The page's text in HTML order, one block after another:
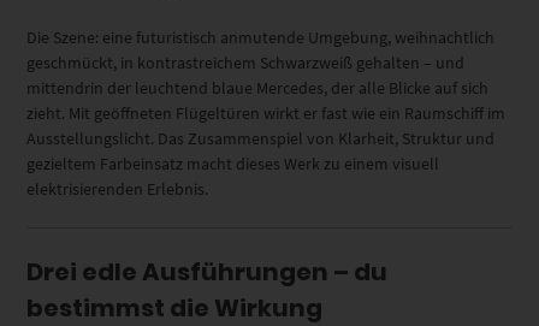
Die Szene: eine futuristisch anmutende Umgebung, weihnachtlich
geschmückt, in kontrastreichem Schwarzweiß gehalten – und
mittendrin der leuchtend blaue Mercedes, der alle Blicke auf sich
zieht. Mit geöffneten Flügeltüren wirkt er fast wie ein Raumschiff im
Ausstellungslicht. Das Zusammenspiel von Klarheit, Struktur und
gezieltem Farbeinsatz macht dieses Werk zu einem visuell
elektrisierenden Erlebnis.
Drei edle Ausführungen – du
bestimmst die Wirkung